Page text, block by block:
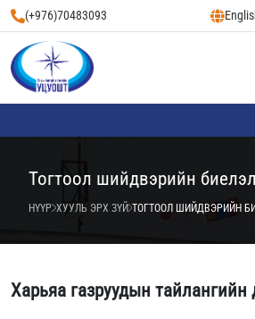
(+976)70483093
Тогтоол шийдвэрийн
НҮҮР ХУУЛЬ ЭРХ ЗҮЙ ТОГТООЛ ШИЙДВЭРИЙН
Харьяа газруудын тайлангийн